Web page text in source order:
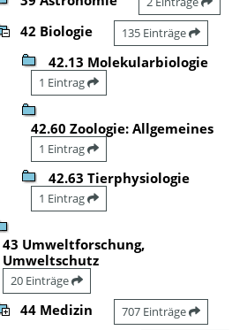
42 Biologie 135 Einträge
42.13 Molekularbiologie
1 Eintrag
42.60 Zoologie: Allgemeines
1 Eintrag
42.63 Tierphysiologie
1 Eintrag
43 Umweltforschung,
Umweltschutz
20 Einträge
44 Medizin 707 Einträge